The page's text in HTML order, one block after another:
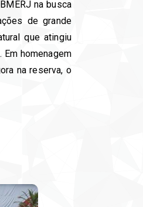
na busca
de grande
que atingiu
homenagem
na reserva, o